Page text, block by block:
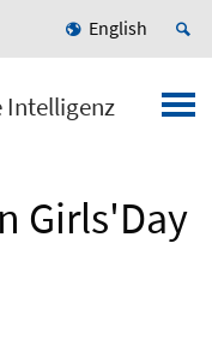
English
Intelligenz
Girls'Day